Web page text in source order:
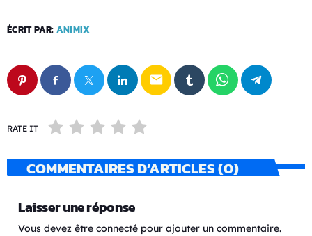
ÉCRIT PAR: ANIMIX
email
RATE IT
COMMENTAIRES D’ARTICLES (0)
Laisser une réponse
Vous devez être connecté pour ajouter un commentaire.